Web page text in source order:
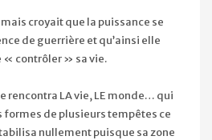
croyait que la puissance se
de guerrière et qu’ainsi elle
« contrôler » sa vie.
rencontra LA vie, LE monde… qui
formes de plusieurs tempêtes ce
nullement puisque sa zone